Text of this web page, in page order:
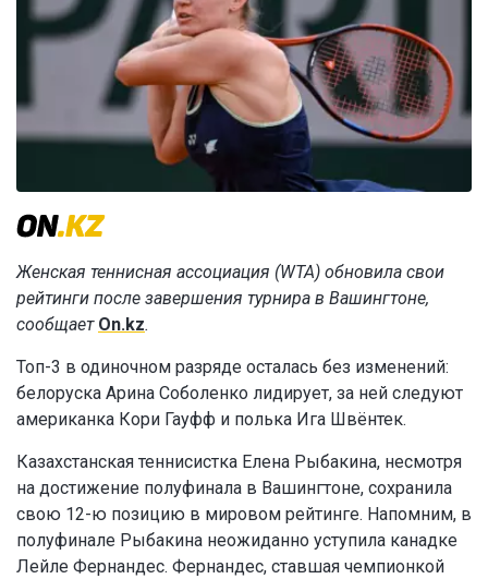
Женская теннисная ассоциация (WTA) обновила свои
рейтинги после завершения турнира в Вашингтоне,
сообщает On.kz.
Топ-3 в одиночном разряде осталась без изменений:
белоруска Арина Соболенко лидирует, за ней следуют
американка Кори Гауфф и полька Ига Швёнтек.
Казахстанская теннисистка Елена Рыбакина, несмотря
на достижение полуфинала в Вашингтоне, сохранила
свою 12-ю позицию в мировом рейтинге. Напомним, в
полуфинале Рыбакина неожиданно уступила канадке
Лейле Фернандес. Фернандес, ставшая чемпионкой